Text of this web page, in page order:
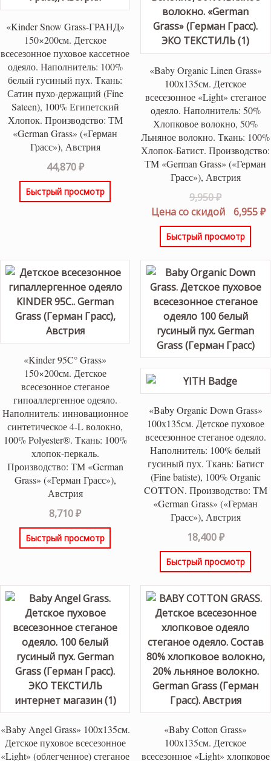
«Kinder Snow Grass-ГРАНД»
150×200см. Детское
всесезонное пуховое кассетное
одеяло. Наполнитель: 100%
белый гусиный пух. Ткань:
Сатин пухо-держащий (Fine
Sateen), 100% Египетский
Хлопок. Производство: ТМ
«German Grass» («Герман
Грасс»), Австрия
44,870₽
Быстрый просмотр
«Baby Organic Linen Grass»
100х135см. Детское
всесезонное «Light» стеганое
одеяло. Наполнитель: 50%
Хлопковое волокно, 50%
Льняное волокно. Ткань: 100%
Хлопок-Батист. Производство:
ТМ «German Grass» («Герман
Грасс»), Австрия
9,950₽
цена
9,950 ₽.
Цена со скидой 6,955₽
Быстрый просмотр
«Kinder 95C° Grass»
150×200см. Детское
всесезонное стеганое
гипоаллергенное одеяло.
Наполнитель: инновационное
синтетическое 4-L волокно,
100% Polyester®. Ткань: 100%
хлопок-перкаль.
Производство: ТМ «German
Grass» («Герман Грасс»),
Австрия
8,710₽
Быстрый просмотр
«Baby Organic Down Grass»
100х135см. Детское пуховое
всесезонное стеганое одеяло.
Наполнитель: 100% белый
гусиный пух. Ткань: Батист
(Fine batiste), 100% Organic
COTTON. Производство: ТМ
«German Grass» («Герман
Грасс»), Австрия
18,400₽
Быстрый просмотр
«Baby Angel Grass» 100х135см.
Детское пуховое всесезонное
«Light» (облегченное) стеганое
«Baby Cotton Grass»
100х135см. Детское
всесезонное «Light» хлопковое